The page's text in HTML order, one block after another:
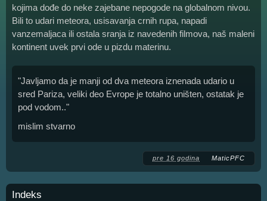
kojima dođe do neke zajebane nepogode na globalnom nivou.
Bili to udari meteora, usisavanja crnih rupa, napadi
vanzemaljaca ili ostala sranja iz navedenih filmova, naš maleni
kontinent uvek prvi ode u pizdu materinu.
"Javljamo da je manji od dva meteora iznenada udario u
sred Pariza, veliki deo Evrope je totalno uništen, ostatak je
pod vodom.."
mislim stvarno
pre 16 godina MaticPFC
Indeks